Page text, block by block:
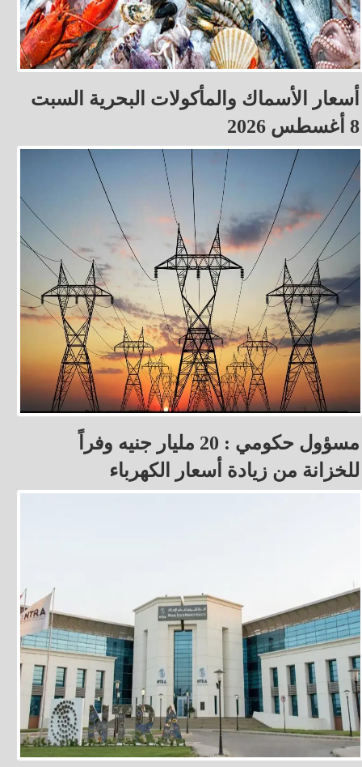
أسعار الأسماك والمأكولات البحرية السبت
8 أغسطس 2026
مسؤول حكومي : 20 مليار جنيه وفراً
للخزانة من زيادة أسعار الكهرباء